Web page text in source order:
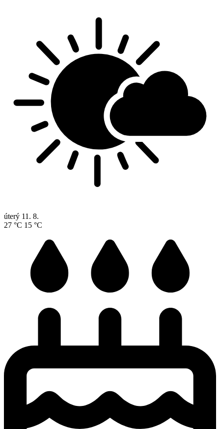
úterý 11. 8.
27 °C 15 °C